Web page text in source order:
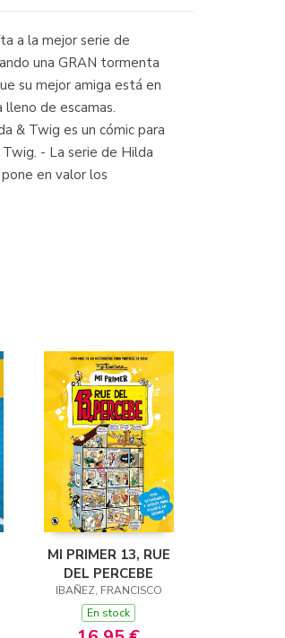
a la mejor serie de
una GRAN tormenta
su mejor amiga está en
de escamas.
& Twig es un cómic para
- La serie de Hilda
en valor los
MI PRIMER 13, RUE
DEL PERCEBE
IBAÑEZ, FRANCISCO
En stock